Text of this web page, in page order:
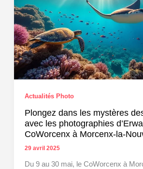
choisir
votre
appareil
photo
Actualités Photo
Plongez dans les mystères
avec les photographies
CoWorcenx à Morcenx-la-
29 avril 2025
Du 9 au 30 mai, le CoWorcenx à